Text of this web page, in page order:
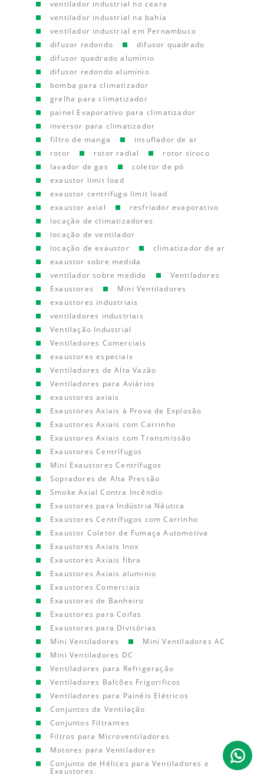
ventilador industrial no ceara
ventilador industrial na bahia
ventilador industrial em Pernambuco
difusor redondo
difusor quadrado
difusor quadrado alumínio
difusor redondo alumínio
bomba para climatizador
grelha para climatizador
painel Evaporativo para climatizador
inversor para climatizador
filtro de manga
insuflador de ar
rotor
rotor radial
rotor siroco
lavador de gas
coletor de pó
exaustor limit load
exaustor centrifugo limit load
exaustor axial
resfriador evaporativo
locação de climatizadores
locação de ventilador
locação de exaustor
climatizador de ar
exaustor sobre medida
ventilador sobre medida
Ventiladores
Exaustores
Mini Ventiladores
exaustores industriais
ventiladores industriais
Ventilação Industrial
Ventiladores Comerciais
exaustores especiais
Ventiladores de Alta Vazão
Ventiladores para Aviários
exaustores axiais
Exaustores Axiais à Prova de Explosão
Exaustores Axiais com Carrinho
Exaustores Axiais com Transmissão
Exaustores Centrífugos
Mini Exaustores Centrífugos
Sopradores de Alta Pressão
Smoke Axial Contra Incêndio
Exaustores para Indústria Náutica
Exaustores Centrífugos com Carrinho
Exaustor Coletor de Fumaça Automotiva
Exaustores Axiais Inox
Exaustores Axiais fibra
Exaustores Axiais aluminio
Exaustores Comerciais
Exaustores de Banheiro
Exaustores para Coifas
Exaustores para Divisórias
Mini Ventiladores
Mini Ventiladores AC
Mini Ventiladores DC
Ventiladores para Refrigeração
Ventiladores Balcões Frigorificos
Ventiladores para Painéis Elétricos
Conjuntos de Ventilação
Conjuntos Filtrantes
Filtros para Microventiladores
Motores para Ventiladores
Conjunto de Hélices para Ventiladores e
Exaustores